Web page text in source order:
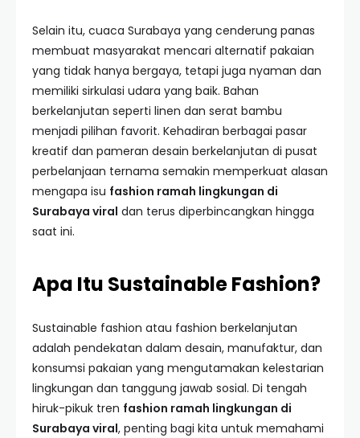
Selain itu, cuaca Surabaya yang cenderung panas
membuat masyarakat mencari alternatif pakaian
yang tidak hanya bergaya, tetapi juga nyaman dan
memiliki sirkulasi udara yang baik. Bahan
berkelanjutan seperti linen dan serat bambu
menjadi pilihan favorit. Kehadiran berbagai pasar
kreatif dan pameran desain berkelanjutan di pusat
perbelanjaan ternama semakin memperkuat alasan
mengapa isu fashion ramah lingkungan di
Surabaya viral dan terus diperbincangkan hingga
saat ini.
Apa Itu Sustainable Fashion?
Sustainable fashion atau fashion berkelanjutan
adalah pendekatan dalam desain, manufaktur, dan
konsumsi pakaian yang mengutamakan kelestarian
lingkungan dan tanggung jawab sosial. Di tengah
hiruk-pikuk tren fashion ramah lingkungan di
Surabaya viral, penting bagi kita untuk memahami